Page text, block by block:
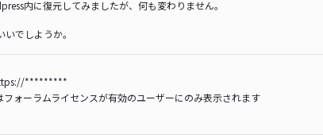
内に復元してみましたが、何も変わりません。
いでしようか。
*********
ォーラムライセンスが有効のユーザーにのみ表示されます